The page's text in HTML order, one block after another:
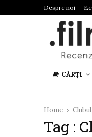
Despre noi
CĂRȚI
Home
Tag :